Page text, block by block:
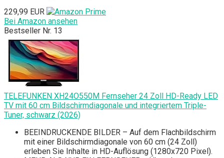
229,99 EUR
Bei Amazon ansehen
Bestseller Nr. 13
TELEFUNKEN XH24O550M Fernseher 24 Zoll HD-Ready LED
TV mit 60 cm Bildschirmdiagonale und integriertem Triple-
Tuner, schwarz (2026)
BEEINDRUCKENDE BILDER – Auf dem Flachbildschirm
mit einer Bildschirmdiagonale von 60 cm (24 Zoll)
erleben Sie Inhalte in HD-Auflösung (1280x720 Pixel).